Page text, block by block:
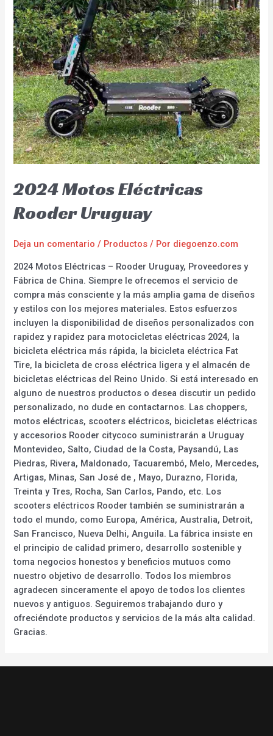
2024 Motos Eléctricas
Rooder Uruguay
Deja un comentario / Productos / Por diegoenzo.com
2024 Motos Eléctricas – Rooder Uruguay, Proveedores y
Fábrica de China. Siempre le ofrecemos el servicio de
compra más consciente y la más amplia gama de diseños
y estilos con los mejores materiales. Estos esfuerzos
incluyen la disponibilidad de diseños personalizados con
rapidez y rapidez para motocicletas eléctricas 2024, la
bicicleta eléctrica más rápida, la bicicleta eléctrica Fat
Tire, la bicicleta de cross eléctrica ligera y el almacén de
bicicletas eléctricas del Reino Unido. Si está interesado en
alguno de nuestros productos o desea discutir un pedido
personalizado, no dude en contactarnos. Las choppers,
motos eléctricas, scooters eléctricos, bicicletas eléctricas
y accesorios Rooder citycoco suministrarán a Uruguay
Montevideo, Salto, Ciudad de la Costa, Paysandú, Las
Piedras, Rivera, Maldonado, Tacuarembó, Melo, Mercedes,
Artigas, Minas, San José de , Mayo, Durazno, Florida,
Treinta y Tres, Rocha, San Carlos, Pando, etc. Los
scooters eléctricos Rooder también se suministrarán a
todo el mundo, como Europa, América, Australia, Detroit,
San Francisco, Nueva Delhi, Anguila. La fábrica insiste en
el principio de calidad primero, desarrollo sostenible y
toma negocios honestos y beneficios mutuos como
nuestro objetivo de desarrollo. Todos los miembros
agradecen sinceramente el apoyo de todos los clientes
nuevos y antiguos. Seguiremos trabajando duro y
ofreciéndote productos y servicios de la más alta calidad.
Gracias.